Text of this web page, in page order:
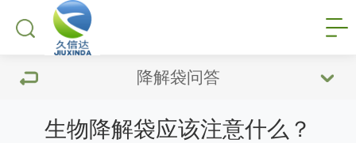
降解袋问答
生物降解袋应该注意什么？